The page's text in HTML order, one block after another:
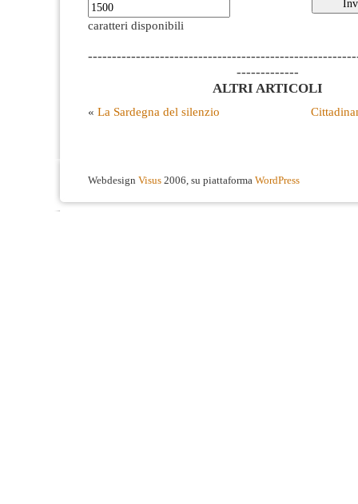
caratteri disponibili
-------------
ALTRI ARTICOLI
« La Sardegna del silenzio
Webdesign Visus 2006, su piattaforma WordPress